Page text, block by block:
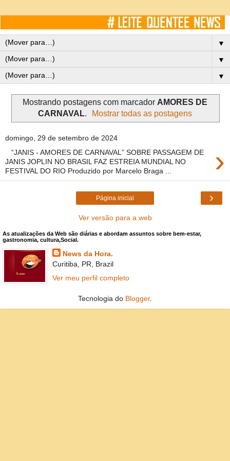
▼
▼
▼
Mostrando postagens com marcador AMORES DE
CARNAVAL. Mostrar todas as postagens
domingo, 29 de setembro de 2024
›
“JANIS - AMORES DE CARNAVAL” SOBRE PASSAGEM DE
JANIS JOPLIN NO BRASIL FAZ ESTREIA MUNDIAL NO
FESTIVAL DO RIO Produzido por Marcelo Braga ...
›
Página inicial
Ver versão para a web
As atualizações da Web são diárias e abordam assuntos sobre bem-estar,
gastronomia, cultura,Social.
News da Hora.
Curitiba, PR, Brazil
Ver meu perfil completo
Tecnologia do Blogger.